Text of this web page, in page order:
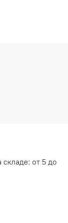
складе: от 5 до